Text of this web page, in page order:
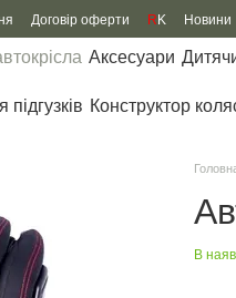
Договір оферти R K Новини
Аксесуари
Конструктор
В